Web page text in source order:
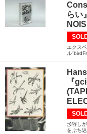
らい
エクス
ル
『
形容し
をぶち